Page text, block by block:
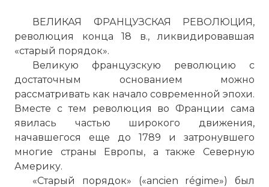
ВЕЛИКАЯ ФРАНЦУЗСКАЯ РЕВОЛЮЦИЯ,
революция конца 18 в., ликвидировавшая
«старый порядок».
Великую французскую революцию с
достаточным основанием можно
рассматривать как начало современной эпохи.
Вместе с тем революция во Франции сама
явилась частью широкого движения,
начавшегося еще до 1789 и затронувшего
многие страны Европы, а также Северную
Америку.
«Старый порядок» («ancien régime») был